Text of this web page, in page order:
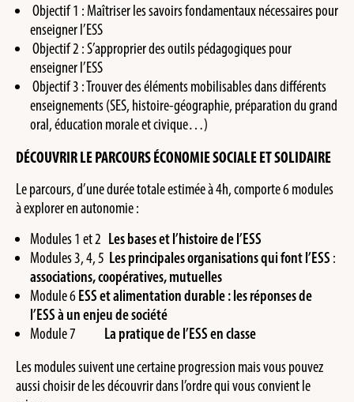
Objectif 1 : Maîtriser les savoirs fondamentaux nécessaires pour
enseigner l’ESS
Objectif 2 : S’approprier des outils pédagogiques pour
enseigner l’ESS
Objectif 3 : Trouver des éléments mobilisables dans différents
enseignements (SES, histoire-géographie, préparation du grand
oral, éducation morale et civique…)
DÉCOUVRIR LE PARCOURS ÉCONOMIE SOCIALE ET SOLIDAIRE
Le parcours, d’une durée totale estimée à 4h, comporte 6 modules
à explorer en autonomie :
Modules 1 et 2 Les bases et l’histoire de l’ESS
Modules 3, 4, 5 Les principales organisations qui font l’ESS :
associations, coopératives, mutuelles
Module 6ESS et alimentation durable : les réponses de
l’ESS à un enjeu de société
Module 7 La pratique de l’ESS en classe
Les modules suivent une certaine progression mais vous pouvez
aussi choisir de les découvrir dans l’ordre qui vous convient le